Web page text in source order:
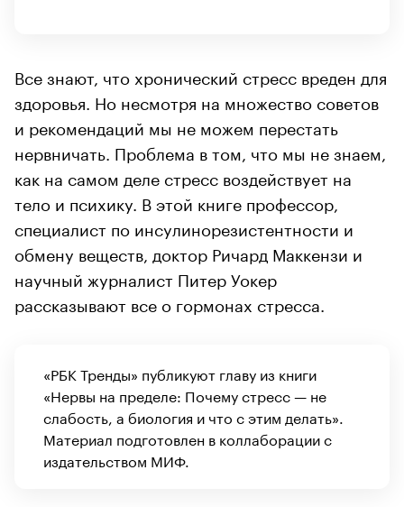
Все знают, что хронический стресс вреден для
здоровья. Но несмотря на множество советов
и рекомендаций мы не можем перестать
нервничать. Проблема в том, что мы не знаем,
как на самом деле стресс воздействует на
тело и психику. В этой книге профессор,
специалист по инсулинорезистентности и
обмену веществ, доктор Ричард Маккензи и
научный журналист Питер Уокер
рассказывают все о гормонах стресса.
«РБК Тренды» публикуют главу из книги
«Нервы на пределе: Почему стресс — не
слабость, а биология и что с этим делать».
Материал подготовлен в коллаборации с
издательством МИФ.